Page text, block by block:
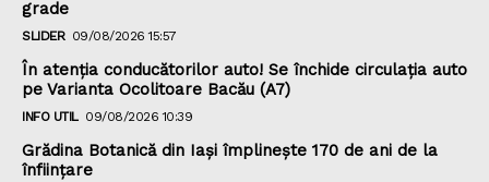
grade
SLIDER 09/08/2026 15:57
În atenția conducătorilor auto! Se închide circulația auto
pe Varianta Ocolitoare Bacău (A7)
INFO UTIL 09/08/2026 10:39
Grădina Botanică din Iaşi împlineşte 170 de ani de la
înfiinţare